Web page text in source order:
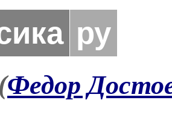
ру
(Федор